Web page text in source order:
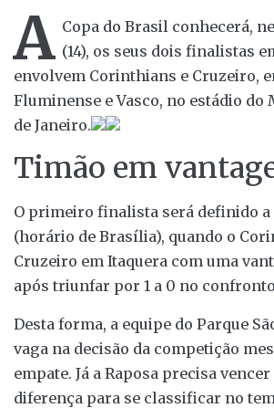
A Copa do Brasil conhecerá,
(14), os seus dois finalistas
envolvem Corinthians e Cruzeiro,
Fluminense e Vasco, no estádio do
de Janeiro.
Timão em
O primeiro finalista será definido a
(horário de Brasília), quando o
Cruzeiro em Itaquera com uma
após triunfar por 1 a 0 no
Desta forma, a equipe do Parque
vaga na decisão da competição
empate. Já a Raposa precisa
diferença para se classificar no